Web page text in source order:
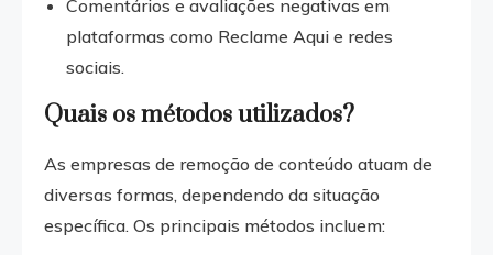
Comentários e avaliações negativas em
plataformas como Reclame Aqui e redes
sociais.
Quais os métodos utilizados?
As empresas de remoção de conteúdo atuam de
diversas formas, dependendo da situação
específica. Os principais métodos incluem: